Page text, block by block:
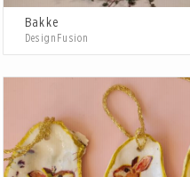
Bakke
DesignFusion